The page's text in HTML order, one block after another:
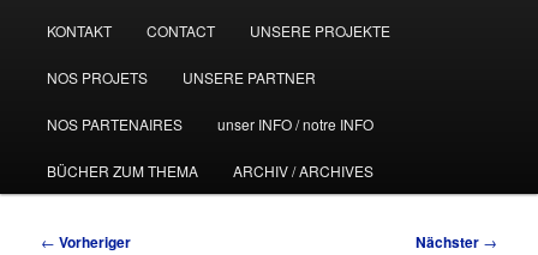
KONTAKT CONTACT UNSERE PROJEKTE
NOS PROJETS UNSERE PARTNER
NOS PARTENAIRES unser INFO / notre INFO
BÜCHER ZUM THEMA ARCHIV / ARCHIVES
Beitragsnavigation
← Vorheriger Nächster →